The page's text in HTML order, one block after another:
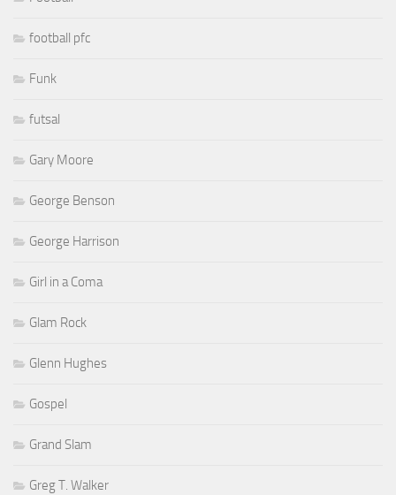
football pfc
Funk
futsal
Gary Moore
George Benson
George Harrison
Girl in a Coma
Glam Rock
Glenn Hughes
Gospel
Grand Slam
Greg T. Walker